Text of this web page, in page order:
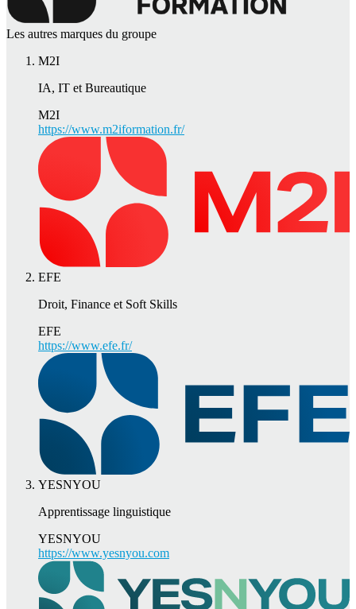
Les autres marques du groupe
M2I
IA, IT et Bureautique
M2I
https://www.m2iformation.fr/
EFE
Droit, Finance et Soft Skills
EFE
https://www.efe.fr/
YESNYOU
Apprentissage linguistique
YESNYOU
https://www.yesnyou.com